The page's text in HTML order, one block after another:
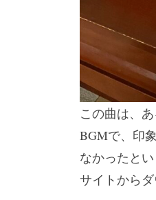
この曲は、
BGMで、印
なかったと
サイトから